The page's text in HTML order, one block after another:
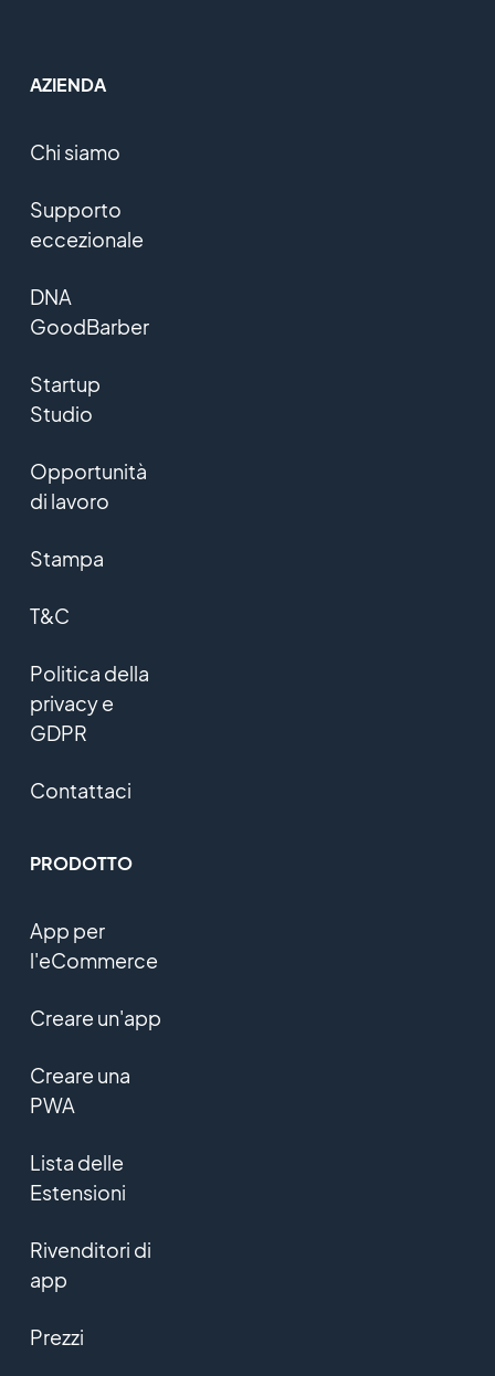
AZIENDA
Chi siamo
Supporto
eccezionale
DNA
GoodBarber
Startup
Studio
Opportunità
di lavoro
Stampa
T&C
Politica della
privacy e
GDPR
Contattaci
PRODOTTO
App per
l'eCommerce
Creare un'app
Creare una
PWA
Lista delle
Estensioni
Rivenditori di
app
Prezzi